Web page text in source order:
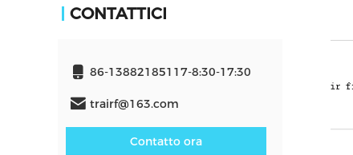
CONTATTICI
86-13882185117-8:30-17:30
trairf@163.com
Contatto ora